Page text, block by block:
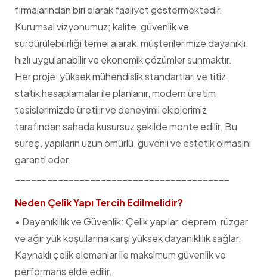
firmalarından biri olarak faaliyet göstermektedir.
Kurumsal vizyonumuz; kalite, güvenlik ve
sürdürülebilirliği temel alarak, müşterilerimize dayanıklı,
hızlı uygulanabilir ve ekonomik çözümler sunmaktır.
Her proje, yüksek mühendislik standartları ve titiz
statik hesaplamalar ile planlanır, modern üretim
tesislerimizde üretilir ve deneyimli ekiplerimiz
tarafından sahada kusursuz şekilde monte edilir. Bu
süreç, yapıların uzun ömürlü, güvenli ve estetik olmasını
garanti eder.
Neden Çelik Yapı Tercih Edilmelidir?
• Dayanıklılık ve Güvenlik: Çelik yapılar, deprem, rüzgar
ve ağır yük koşullarına karşı yüksek dayanıklılık sağlar.
Kaynaklı çelik elemanlar ile maksimum güvenlik ve
performans elde edilir.